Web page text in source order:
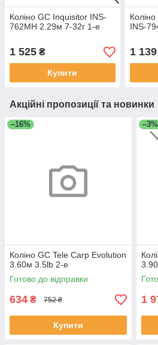
Коліно GC Inquisitor INS-
762MH 2.29м 7-32г 1-е
1 525 ₴
Купити
INS-
1 139
Акційні пропозиції та новинки
–16%
Коліно GC Tele Carp Evolution
3.60м 3.5lb 2-е
Готово до відправки
634 ₴ 752 ₴
Купити
–3%
1